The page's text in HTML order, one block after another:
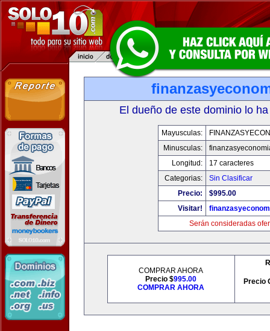
El dueño de este dominio lo
Mayusculas:
Minusculas:
Longitud:
17 caracteres
Categorias:
Sin Clasificar
Precio:
$995.00
Visitar!
Serán consideradas
COMPRAR AHORA
Precio $995.00
COMPRAR AHORA
Precio